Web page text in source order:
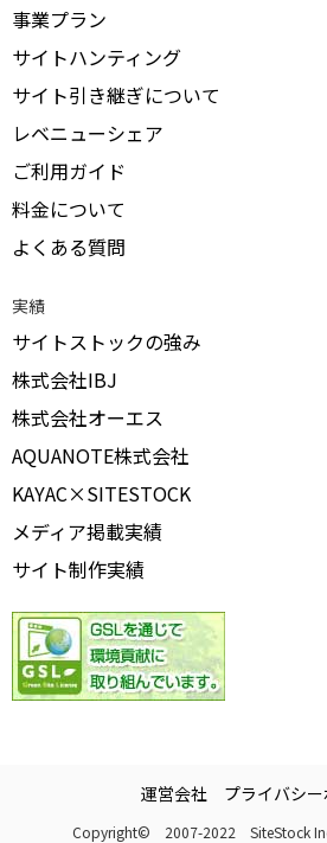
事業プラン
サイトハンティング
サイト引き継ぎについて
レベニューシェア
ご利用ガイド
料金について
よくある質問
実績
サイトストックの強み
株式会社IBJ
株式会社オーエス
AQUANOTE株式会社
KAYAC×SITESTOCK
メディア掲載実績
サイト制作実績
運営会社 プライバシ
Copyright© 2007-2022 SiteStock